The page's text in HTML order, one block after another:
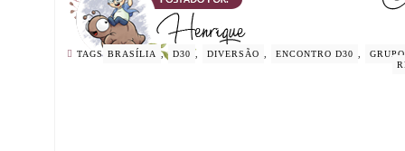
TAGS BRASÍLIA , D30 , DIVERSÃO ENCONTRO D30